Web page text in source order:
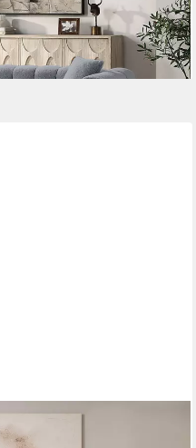
cm - OTTO. Verlässliche